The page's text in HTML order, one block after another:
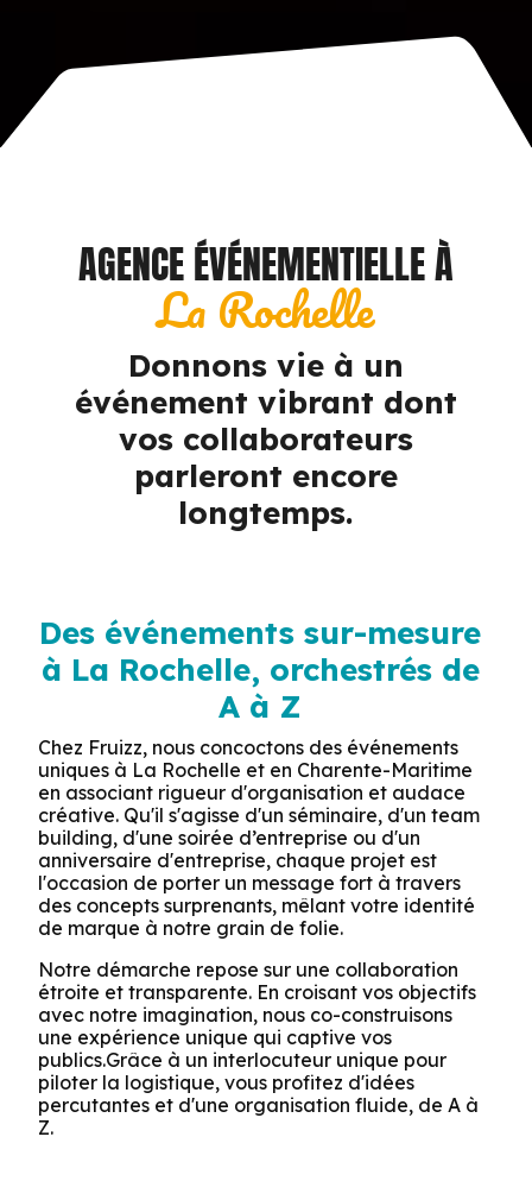
AGENCE ÉVÉNEMENTIELLE À
La Rochelle
Donnons vie à un
événement vibrant dont
vos collaborateurs
parleront encore
longtemps.
Des événements sur-mesure
à La Rochelle, orchestrés de
A à Z
Chez Fruizz, nous concoctons des événements
uniques à La Rochelle et en Charente-Maritime
en associant rigueur d'organisation et audace
créative. Qu'il s'agisse d'un séminaire, d'un team
building, d'une soirée d’entreprise ou d'un
anniversaire d'entreprise, chaque projet est
l'occasion de porter un message fort à travers
des concepts surprenants, mêlant votre identité
de marque à notre grain de folie.
Notre démarche repose sur une collaboration
étroite et transparente. En croisant vos objectifs
avec notre imagination, nous co-construisons
une expérience unique qui captive vos
publics.Grâce à un interlocuteur unique pour
piloter la logistique, vous profitez d'idées
percutantes et d'une organisation fluide, de A à
Z.